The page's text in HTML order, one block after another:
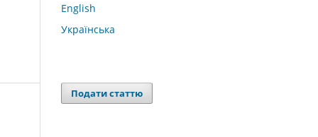
English
Українська
Подати статтю